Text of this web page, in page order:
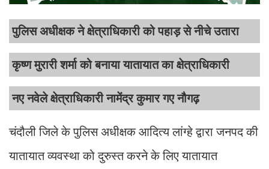
पुलिस अधीक्षक ने क्षेत्राधिकारी को पहाड़ से नीचे उतारा
कृष्ण मुरारी शर्मा को बनाया यातायात का क्षेत्राधिकारी
नए नवेले क्षेत्राधिकारी नामेंद्र कुमार गए नौगढ़
चंदौली जिले के पुलिस अधीक्षक आदित्य लांग्हे द्वारा जनपद की
यातायात व्यवस्था को दुरुस्त करने के लिए यातायात